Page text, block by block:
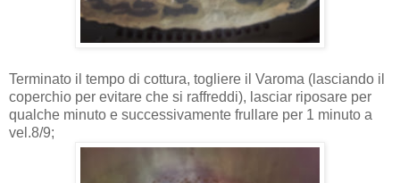
Terminato il tempo di cottura, togliere il Varoma (lasciando il
coperchio per evitare che si raffreddi), lasciar riposare per
qualche minuto e successivamente frullare per 1 minuto a
vel.8/9;